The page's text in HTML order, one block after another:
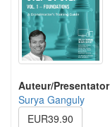
Auteur/Presentator
Surya Ganguly
EUR39.90